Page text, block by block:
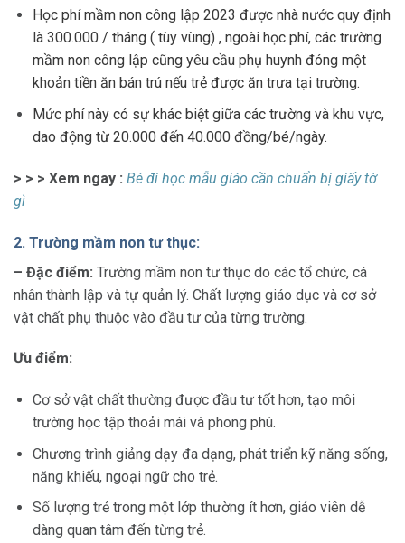
Học phí mầm non công lập 2023 được nhà nước quy định
là 300.000 / tháng ( tùy vùng) , ngoài học phí, các trường
mầm non công lập cũng yêu cầu phụ huynh đóng một
khoản tiền ăn bán trú nếu trẻ được ăn trưa tại trường.
Mức phí này có sự khác biệt giữa các trường và khu vực,
dao động từ 20.000 đến 40.000 đồng/bé/ngày.
> > > Xem ngay : Bé đi học mẫu giáo cần chuẩn bị giấy tờ
gì
2. Trường mầm non tư thục:
– Đặc điểm: Trường mầm non tư thục do các tổ chức, cá
nhân thành lập và tự quản lý. Chất lượng giáo dục và cơ sở
vật chất phụ thuộc vào đầu tư của từng trường.
Ưu điểm:
Cơ sở vật chất thường được đầu tư tốt hơn, tạo môi
trường học tập thoải mái và phong phú.
Chương trình giảng dạy đa dạng, phát triển kỹ năng sống,
năng khiếu, ngoại ngữ cho trẻ.
Số lượng trẻ trong một lớp thường ít hơn, giáo viên dễ
dàng quan tâm đến từng trẻ.